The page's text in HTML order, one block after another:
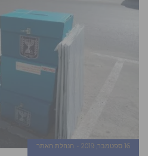
16 ספטמבר, 2019 הנהלת האתר